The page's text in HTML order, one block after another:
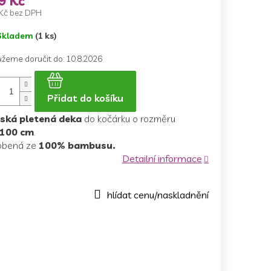
bez DPH
(1 ks)
doručit do: 10.8.2026
Přidat do košíku
pletená deka do kočárku o rozměru
cm.
ze 100% bambusu.
Detailní informace